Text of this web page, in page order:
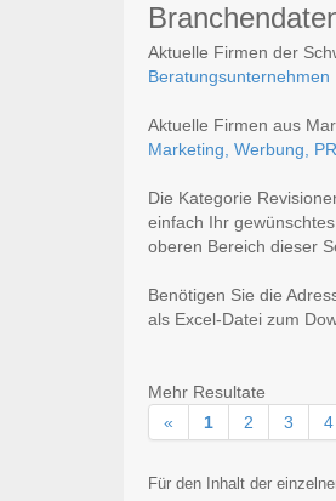
Aktuelle Firmen der
Beratungsunternehmen
Aktuelle Firmen aus
Marketing, Werbung,
Die Kategorie
einfach Ihr
oberen Bereich dieser
Benötigen Sie die
als Excel-Datei zum
Mehr Resultate
«
1 2 3 4
Für den Inhalt der